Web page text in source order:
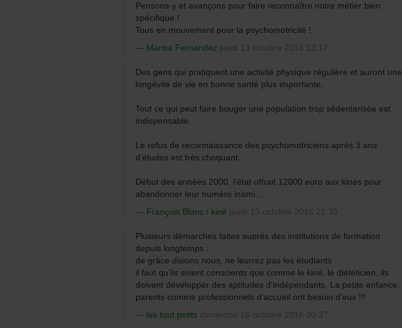
Pensons-y et avançons pour faire reconnaître notre métier bien
spécifique !
Tous en mouvement pour la psychomotricité !
Marisa Fernandez jeudi 13 octobre 2016 13:17
Des gens qui pratiquent une activité physique régulière et auront une
longévité de vie en bonne santé plus importante.
Tout ce qui peut faire bouger une population trop sédentarisée est
indispensable.
Le refus de reconnaissance des psychomotriciens après 3 ans
d'études est très choquant.
Début des années 2000, l'état offrait 12000 euro aux kinés pour
abandonner leur numéro inami...
François Blanc / kiné jeudi 13 octobre 2016 22:35
Plusieurs démarches faites auprès des institutions de formation
depuis longtemps :
de grâce disions nous, ne leurrez pas les étudiants
il faut qu'ils soient conscients que comme le kiné, le diététicien, ils
doivent développer des aptitudes d'indépendants. La petite enfance,
parents comme professionnels d'accueil ont besoin d'eux !!!
les tout petits dimanche 16 octobre 2016 00:37